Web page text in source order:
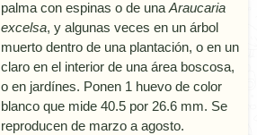
palma con espinas o de una Araucaria
excelsa, y algunas veces en un árbol
muerto dentro de una plantación, o en un
claro en el interior de una área boscosa,
o en jardí­nes. Ponen 1 huevo de color
blanco que mide 40.5 por 26.6 mm. Se
reproducen de marzo a agosto.